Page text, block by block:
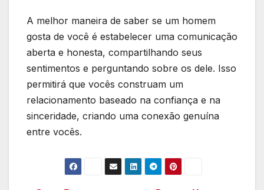
A melhor maneira de saber se um homem
gosta de você é estabelecer uma comunicação
aberta e honesta, compartilhando seus
sentimentos e perguntando sobre os dele. Isso
permitirá que vocês construam um
relacionamento baseado na confiança e na
sinceridade, criando uma conexão genuína
entre vocês.